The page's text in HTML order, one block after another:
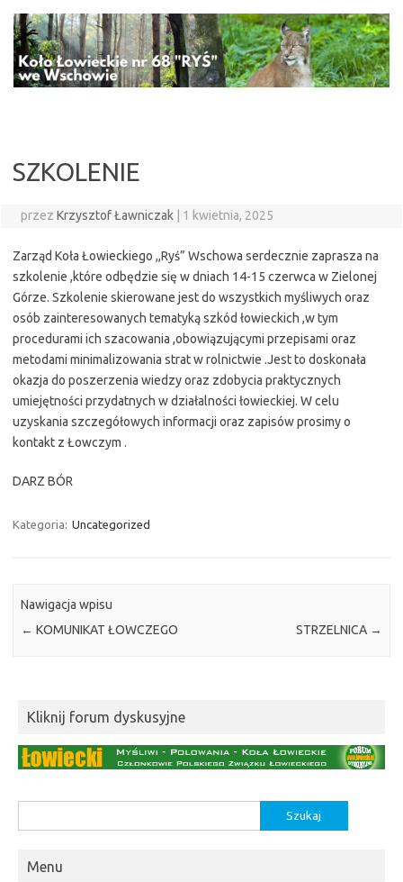
treści
SZKOLENIE
przez Krzysztof Ławniczak 1 kwietnia, 2025
Zarząd Koła Łowieckiego ,,Ryś” Wschowa serdecznie zaprasza na
szkolenie ,które odbędzie się w dniach 14-15 czerwca w Zielonej
Górze. Szkolenie skierowane jest do wszystkich myśliwych oraz
osób zainteresowanych tematyką szkód łowieckich ,w tym
procedurami ich szacowania ,obowiązującymi przepisami oraz
metodami minimalizowania strat w rolnictwie .Jest to doskonała
okazja do poszerzenia wiedzy oraz zdobycia praktycznych
umiejętności przydatnych w działalności łowieckiej. W celu
uzyskania szczegółowych informacji oraz zapisów prosimy o
kontakt z Łowczym .
DARZ BÓR
Kategoria: Uncategorized
Nawigacja wpisu
← KOMUNIKAT ŁOWCZEGO STRZELNICA →
Kliknij forum dyskusyjne
Menu